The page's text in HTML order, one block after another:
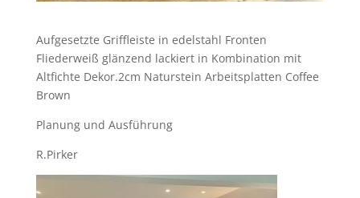
Aufgesetzte Griffleiste in edelstahl Fronten
Fliederweiß glänzend lackiert in Kombination mit
Altfichte Dekor.2cm Naturstein Arbeitsplatten Coffee
Brown
Planung und Ausführung
R.Pirker